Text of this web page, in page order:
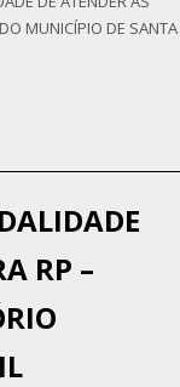
MUNICÍPIO DE SANTA
RP –